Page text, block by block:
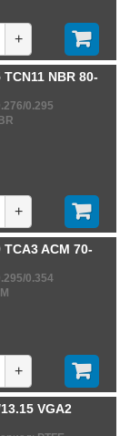
+
NBR 80-
0.295
+
ACM 70-
0.354
+
VGA2